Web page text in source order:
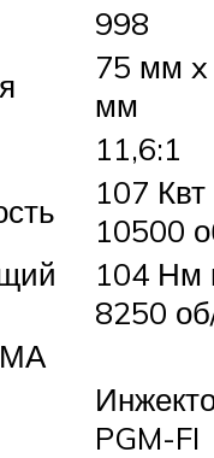
998
75 мм x
мм
11,6:1
107
10500
104 Нм
8250
PGM-FI